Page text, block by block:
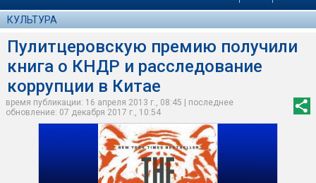
КУЛЬТУРА
Пулитцеровскую премию получили
книга о КНДР и расследование
коррупции в Китае
время публикации: 16 апреля 2013 г., 08:45 | последнее
обновление: 07 декабря 2017 г., 10:54